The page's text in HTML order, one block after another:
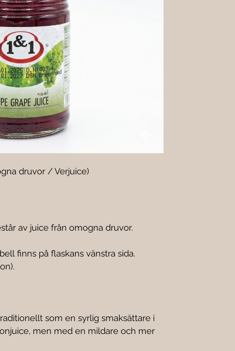
druvor / Verjuice)
av juice från omogna druvor.
finns på flaskans vänstra sida.
som en syrlig smaksättare i
men med en mildare och mer